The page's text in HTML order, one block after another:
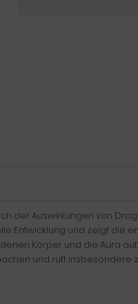
der Auswirkungen von
Entwicklung und zeigt die
Körper und die Aura
und ruft insbesondere